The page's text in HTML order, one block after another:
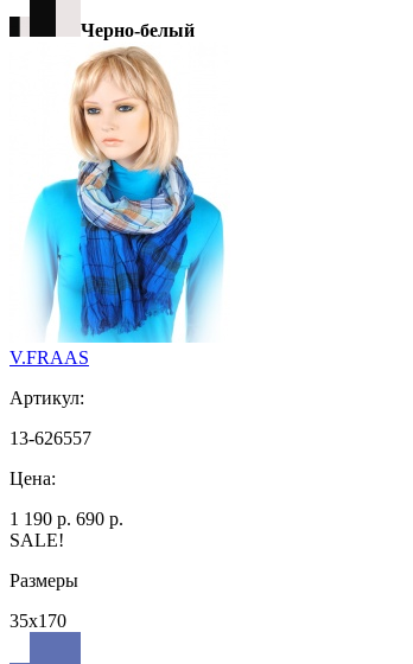
Черно-белый
V.FRAAS
Артикул:
13-626557
Цена:
1 190 р. 690 р.
SALE!
Размеры
35х170